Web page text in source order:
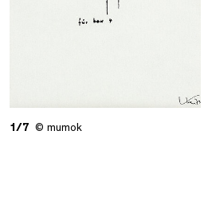
1/7 © mumok